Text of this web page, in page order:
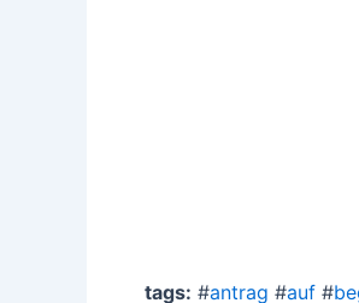
tags: #antrag #auf #